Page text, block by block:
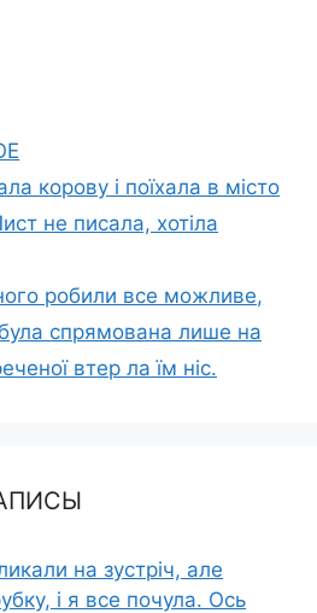
корову і поїхала в місто
не писала, хотіла
робили все можливе,
спрямована лише на
втер ла їм ніс.
на зустріч, але
і я все почула. Ось